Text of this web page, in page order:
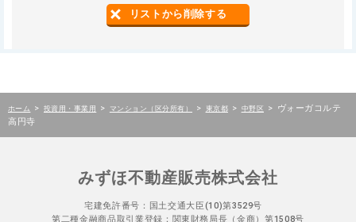
リストから削除する
ホーム > 投資用・事業用 > マンション（区分所有） > 東京都 > 中野区 > ヴォーガコルテ
高円寺
みずほ不動産販売株式会社
宅建免許番号：国土交通大臣(10)第3529号
第二種金融商品取引業登録：関東財務局長（金商）第1508号